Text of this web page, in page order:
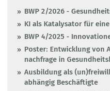
BWP 2/2026 -
KI als Katalysator für
BWP 4/2025 -
Poster: Entwicklung von
nachfrage in
Ausbildung als
abhängig Beschäftigte